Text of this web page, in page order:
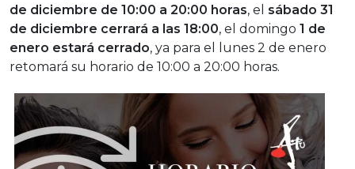
de diciembre de 10:00 a 20:00 horas, el sábado 31
de diciembre cerrará a las 18:00, el domingo 1 de
enero estará cerrado, ya para el lunes 2 de enero
retomará su horario de 10:00 a 20:00 horas.